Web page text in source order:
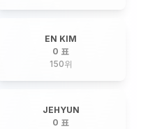
EN KIM
0 표
150위
JEHYUN
0 표